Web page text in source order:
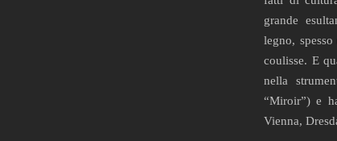
grande
legno,
coulisse. E
nella
“Miroir”) e
Vienna,